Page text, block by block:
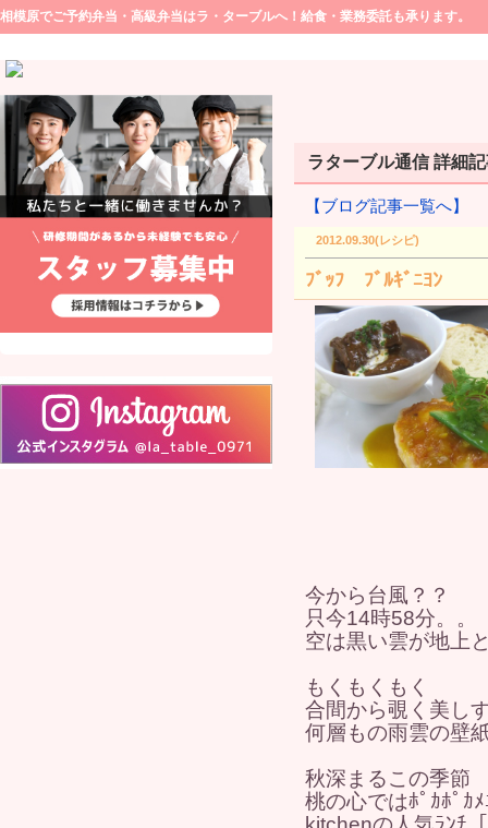
相模原でご予約弁当・高級弁当はラ・ターブルへ！給食・業務委託も承ります。
ラターブル通信 詳細
【ブログ記事一覧へ】
2012.09.30(レシピ)
ﾌﾞｯﾌ ﾌﾞﾙｷﾞﾆﾖﾝ
今から台風？？
只今14時58分。。
空は黒い雲が地上
もくもくもく
合間から覗く美し
何層もの雨雲の壁
秋深まるこの季節
桃の心ではﾎﾟｶﾎﾟｶ